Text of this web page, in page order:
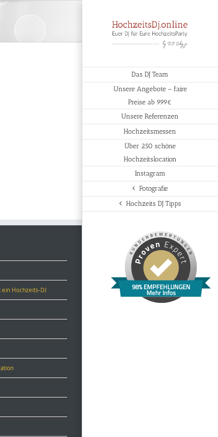
Das DJ Team
Unsere Angebote – faire
Preise ab 999€
Unsere Referenzen
Hochzeitsmessen
Über 250 schöne
Hochzeitslocation
Instagram
Fotografie
Hochzeits DJ Tipps
98% EMPFEHLUNGEN
Mehr Infos
Hochzeits-DJ